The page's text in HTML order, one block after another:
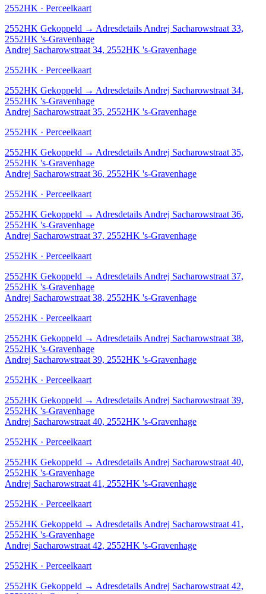
2552HK · Perceelkaart
2552HK Gekoppeld → Adresdetails Andrej Sacharowstraat 33,
2552HK 's-Gravenhage
Andrej Sacharowstraat 34, 2552HK 's-Gravenhage
2552HK · Perceelkaart
2552HK Gekoppeld → Adresdetails Andrej Sacharowstraat 34,
2552HK 's-Gravenhage
Andrej Sacharowstraat 35, 2552HK 's-Gravenhage
2552HK · Perceelkaart
2552HK Gekoppeld → Adresdetails Andrej Sacharowstraat 35,
2552HK 's-Gravenhage
Andrej Sacharowstraat 36, 2552HK 's-Gravenhage
2552HK · Perceelkaart
2552HK Gekoppeld → Adresdetails Andrej Sacharowstraat 36,
2552HK 's-Gravenhage
Andrej Sacharowstraat 37, 2552HK 's-Gravenhage
2552HK · Perceelkaart
2552HK Gekoppeld → Adresdetails Andrej Sacharowstraat 37,
2552HK 's-Gravenhage
Andrej Sacharowstraat 38, 2552HK 's-Gravenhage
2552HK · Perceelkaart
2552HK Gekoppeld → Adresdetails Andrej Sacharowstraat 38,
2552HK 's-Gravenhage
Andrej Sacharowstraat 39, 2552HK 's-Gravenhage
2552HK · Perceelkaart
2552HK Gekoppeld → Adresdetails Andrej Sacharowstraat 39,
2552HK 's-Gravenhage
Andrej Sacharowstraat 40, 2552HK 's-Gravenhage
2552HK · Perceelkaart
2552HK Gekoppeld → Adresdetails Andrej Sacharowstraat 40,
2552HK 's-Gravenhage
Andrej Sacharowstraat 41, 2552HK 's-Gravenhage
2552HK · Perceelkaart
2552HK Gekoppeld → Adresdetails Andrej Sacharowstraat 41,
2552HK 's-Gravenhage
Andrej Sacharowstraat 42, 2552HK 's-Gravenhage
2552HK · Perceelkaart
2552HK Gekoppeld → Adresdetails Andrej Sacharowstraat 42,